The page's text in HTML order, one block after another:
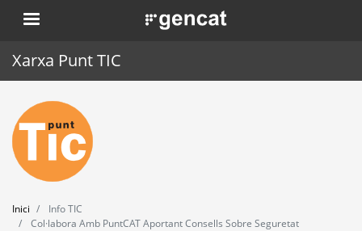
Vés
al
. Obre en una nova finestra.
Xarxa Punt TIC
Inici
Punt TIC
Actualitat
Agenda
Inici
Info TIC
Col·labora Amb PuntCAT Aportant Consells Sobre Seguretat